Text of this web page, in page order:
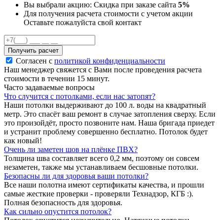
Вы выбрали акцию: Скидка при заказе сайта 5%
Для получения расчета стоимости с учетом акции
Оставьте пожалуйста свой контакт
Получить расчет
Согласен с политикой конфиденциальности
Наш менеджер свяжется с Вами после проведения расчета
стоимости в течении 15 минут.
Часто задаваемые вопросы
Что случится с потолками, если нас затопят?
Наши потолки выдерживают до 100 л. воды на квадратный
метр. Это спасёт ваш ремонт в случае затопления сверху. Если
это произойдёт, просто позвоните нам. Наша бригада приедет
и устранит проблему совершенно бесплатно. Потолок будет
как новый!
Очень ли заметен шов на плёнке ПВХ?
Толщина шва составляет всего 0,2 мм, поэтому он совсем
незаметен, также мы устанавливаем бесшовные потолки.
Безопасны ли для здоровья ваши потолки?
Все наши полотна имеют сертификаты качества, и прошли
самые жесткие проверки - проверяли Технадзор, КГБ :).
Полная безопасность для здоровья.
Как сильно опустится потолок?